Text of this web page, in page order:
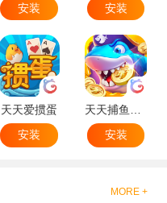
安装
安装
天天爱掼蛋
安装
安装
MORE +